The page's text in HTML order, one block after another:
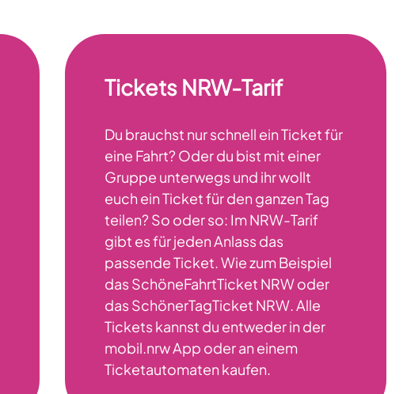
Tickets NRW-Tarif
Du brauchst nur schnell ein Ticket für
eine Fahrt? Oder du bist mit einer
Gruppe unterwegs und ihr wollt
euch ein Ticket für den ganzen Tag
teilen? So oder so: Im NRW-Tarif
gibt es für jeden Anlass das
passende Ticket. Wie zum Beispiel
das SchöneFahrtTicket NRW oder
das SchönerTagTicket NRW. Alle
Tickets kannst du entweder in der
mobil.nrw App oder an einem
Ticketautomaten kaufen.